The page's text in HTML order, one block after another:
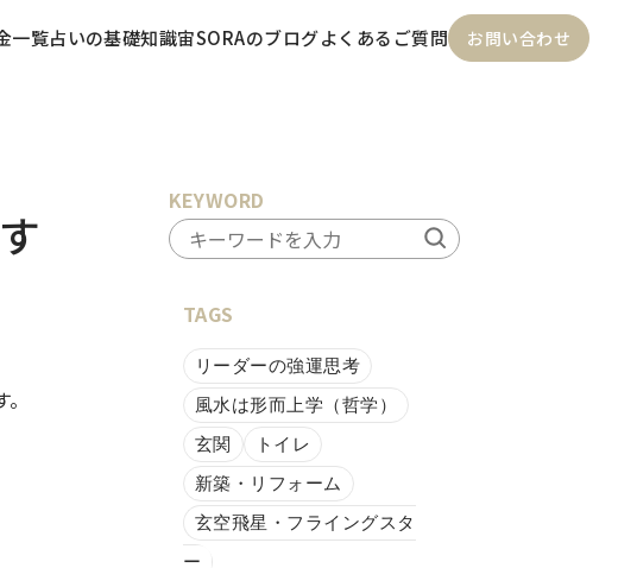
一覧占いの基礎知識宙SORAのブログよくあるご質問 お問い合わせ
KEYWORD
TAGS
リーダーの強運思考
風水は形而上学（哲学）
玄関 トイレ
新築・リフォーム
玄空飛星・フライングスタ
ー